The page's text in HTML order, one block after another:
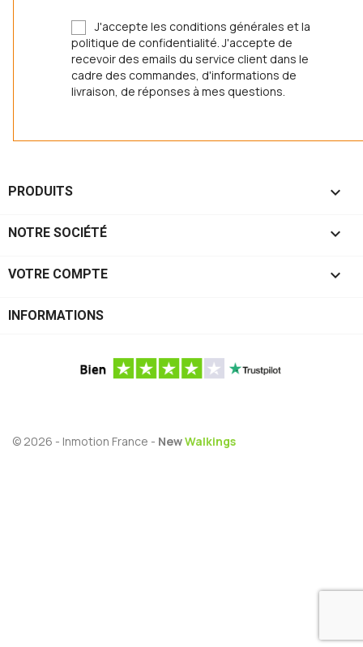
J'accepte les conditions générales et la
politique de confidentialité. J'accepte de
recevoir des emails du service client dans le
cadre des commandes, d'informations de
livraison, de réponses à mes questions.
PRODUITS 
NOTRE SOCIÉTÉ 
VOTRE COMPTE 
INFORMATIONS
© 2026 - Inmotion France - NewWalkings